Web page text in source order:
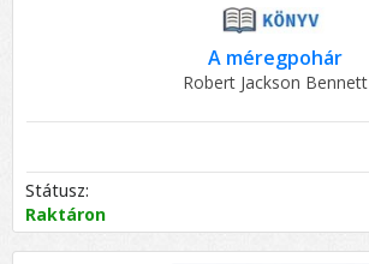
A méregpohár
Robert Jackson Bennett
Státusz:
Raktáron